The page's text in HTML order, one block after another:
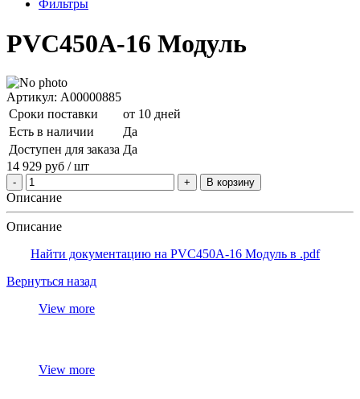
Фильтры
PVC450A-16 Модуль
Артикул: A00000885
Сроки поставки
от 10 дней
Есть в наличии
Да
Доступен для заказа Да
14 929 руб / шт
В корзину
Описание
Описание
Найти документацию на PVC450A-16 Модуль в .pdf
Вернуться назад
View more
View more